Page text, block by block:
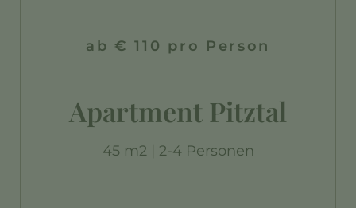
ab € 110 pro Person
Apartment Pitztal
45 m2 | 2-4 Personen